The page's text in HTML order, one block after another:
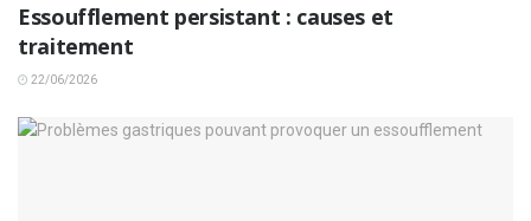
Essoufflement persistant : causes et
traitement
22/06/2026